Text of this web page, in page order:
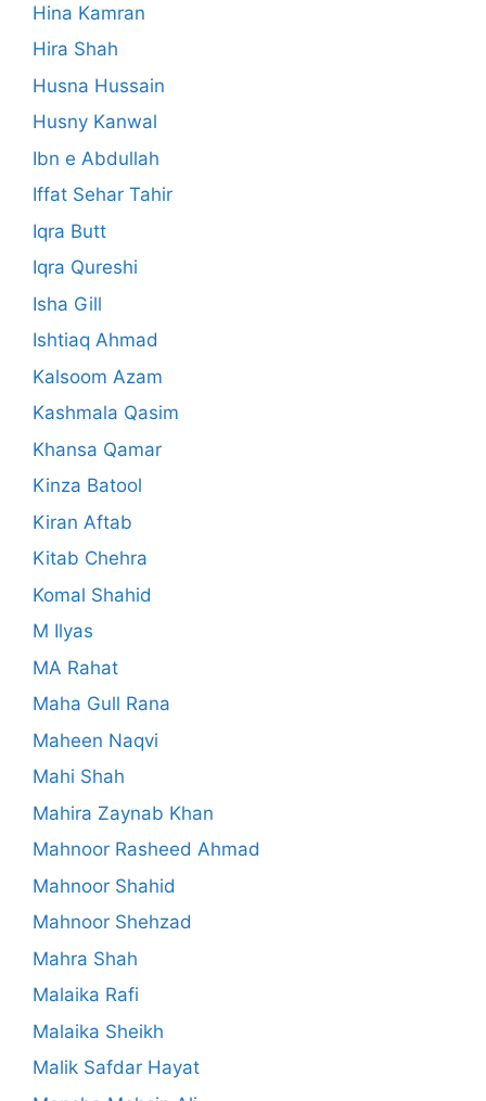
Hina Kamran
Hira Shah
Husna Hussain
Husny Kanwal
Ibn e Abdullah
Iffat Sehar Tahir
Iqra Butt
Iqra Qureshi
Isha Gill
Ishtiaq Ahmad
Kalsoom Azam
Kashmala Qasim
Khansa Qamar
Kinza Batool
Kiran Aftab
Kitab Chehra
Komal Shahid
M Ilyas
MA Rahat
Maha Gull Rana
Maheen Naqvi
Mahi Shah
Mahira Zaynab Khan
Mahnoor Rasheed Ahmad
Mahnoor Shahid
Mahnoor Shehzad
Mahra Shah
Malaika Rafi
Malaika Sheikh
Malik Safdar Hayat